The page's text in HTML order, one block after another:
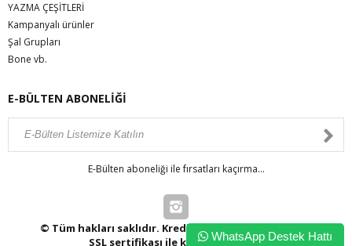
YAZMA ÇEŞİTLERİ
Kampanyalı ürünler
Şal Grupları
Bone vb.
E-BÜLTEN ABONELİĞİ
E-Bülten aboneliği ile fırsatları kaçırma...
© Tüm hakları saklıdır. Kredi kartı bilgileriniz 256bit
SSL sertifikası ile korunmaktadır.WhatsApp Destek Hattı